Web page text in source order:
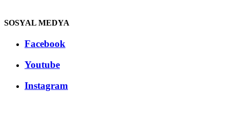
SOSYAL MEDYA
Facebook
Youtube
Instagram